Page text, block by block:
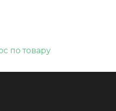
по товару